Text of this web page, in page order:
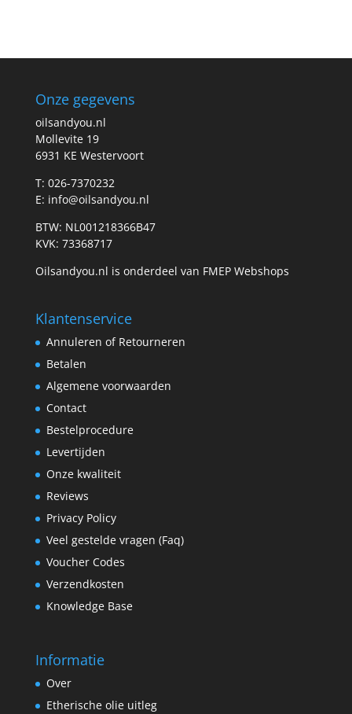
Onze gegevens
oilsandyou.nl
Mollevite 19
6931 KE Westervoort
T: 026-7370232
E: info@oilsandyou.nl
BTW: NL001218366B47
KVK: 73368717
Oilsandyou.nl is onderdeel van FMEP Webshops
Klantenservice
Annuleren of Retourneren
Betalen
Algemene voorwaarden
Contact
Bestelprocedure
Levertijden
Onze kwaliteit
Reviews
Privacy Policy
Veel gestelde vragen (Faq)
Voucher Codes
Verzendkosten
Knowledge Base
Informatie
Over
Etherische olie uitleg